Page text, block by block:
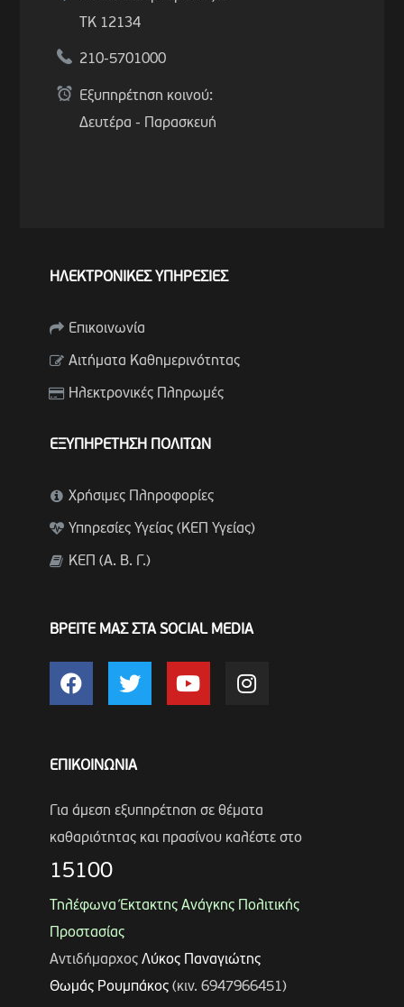
ΤΚ 12134
210-5701000
Εξυπηρέτηση κοινού:
Δευτέρα - Παρασκευή
ΗΛΕΚΤΡΟΝΙΚΕΣ ΥΠΗΡΕΣΙΕΣ
Επικοινωνία
Αιτήματα Καθημερινότητας
Ηλεκτρονικές Πληρωμές
ΕΞΥΠΗΡΕΤΗΣΗ ΠΟΛΙΤΩΝ
Χρήσιμες Πληροφορίες
Υπηρεσίες Υγείας (ΚΕΠ Υγείας)
ΚΕΠ (Α. Β. Γ.)
ΒΡΕΙΤΕ ΜΑΣ ΣΤΑ SOCIAL MEDIA
ΕΠΙΚΟΙΝΩΝΙΑ
Για άμεση εξυπηρέτηση σε θέματα
καθαριότητας και πρασίνου καλέστε στο
15100
Τηλέφωνα Έκτακτης Ανάγκης Πολιτικής
Προστασίας
Αντιδήμαρχος Λύκος Παναγιώτης
Θωμάς Ρουμπάκος(κιν. 6947966451)